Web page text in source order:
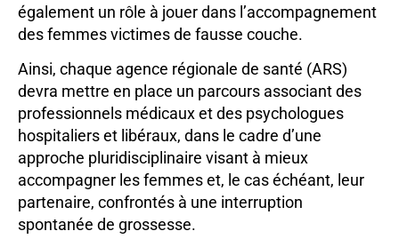
également un rôle à jouer dans l’accompagnement
des femmes victimes de fausse couche.
Ainsi, chaque agence régionale de santé (ARS)
devra mettre en place un parcours associant des
professionnels médicaux et des psychologues
hospitaliers et libéraux, dans le cadre d’une
approche pluridisciplinaire visant à mieux
accompagner les femmes et, le cas échéant, leur
partenaire, confrontés à une interruption
spontanée de grossesse.